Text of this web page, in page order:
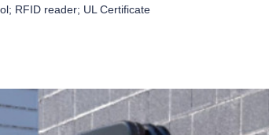
RFID reader; UL Certificate